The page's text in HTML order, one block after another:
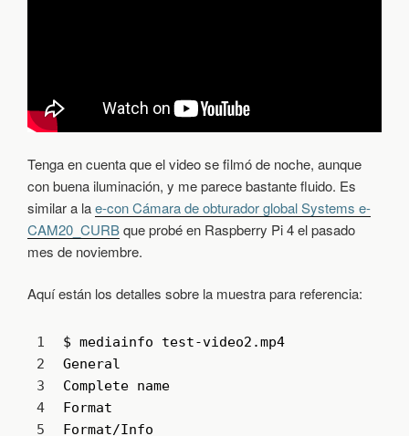
Tenga en cuenta que el video se filmó de noche, aunque
con buena iluminación, y me parece bastante fluido. Es
similar a lae-con Cámara de obturador global Systems e-
CAM20_CURBque probé en Raspberry Pi 4 el pasado
mes de noviembre.
Aquí están los detalles sobre la muestra para referencia:
1
2
3
4
5
$ mediainfo test-video2 .mp4
General
Complete name
Format
Format/Info